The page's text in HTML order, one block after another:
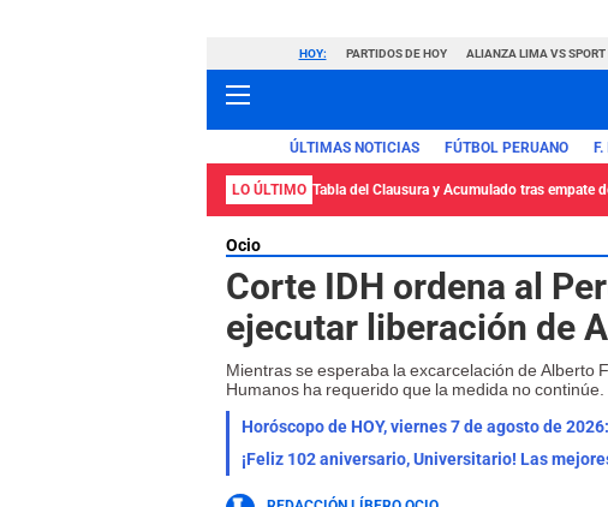
HOY: PARTIDOS DE HOY ALIANZA LIMA VS SPORT
ÚLTIMAS NOTICIAS FÚTBOL PERUANO
LO ÚLTIMO Tabla del Clausura y Acumulado tras empate
Ocio
Corte IDH ordena al
ejecutar liberación de
Mientras se esperaba la excarcelación de Alberto
Humanos ha requerido que la medida no continúe.
¡Feliz 102 aniversario, Universitario! Las